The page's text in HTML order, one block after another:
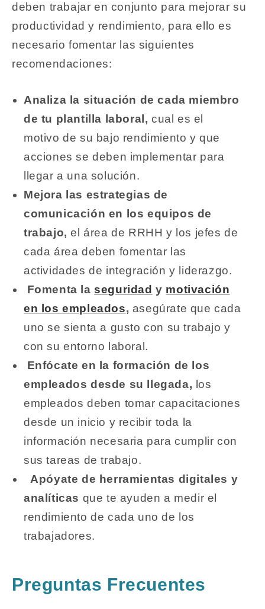
deben trabajar en conjunto para mejorar su
productividad y rendimiento, para ello es
necesario fomentar las siguientes
recomendaciones:
Analiza la situación de cada miembro
de tu plantilla laboral,cual es el
motivo de su bajo rendimiento y que
acciones se deben implementar para
llegar a una solución.
Mejora las estrategias de
comunicación en los equipos de
trabajo,el área de RRHH y los jefes de
cada área deben fomentar las
actividades de integración y liderazgo.
Fomenta laseguridad y motivación
en los empleados, asegúrate que cada
uno se sienta a gusto con su trabajo y
con su entorno laboral.
Enfócate en la formación de los
empleados desde su llegada, los
empleados deben tomar capacitaciones
desde un inicio y recibir toda la
información necesaria para cumplir con
sus tareas de trabajo.
Apóyate de herramientas digitales y
analíticas que te ayuden a medir el
rendimiento de cada uno de los
trabajadores.
Preguntas Frecuentes